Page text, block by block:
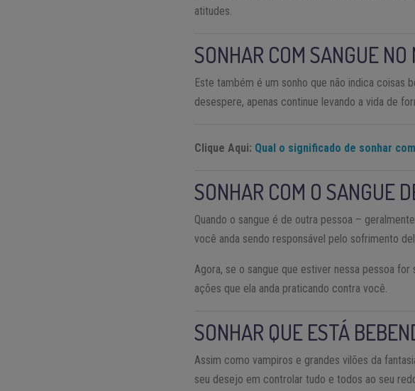
atitudes.
SONHAR COM SANGUE NO
Este também é um sonho que não indica
desespere, apenas continue levando a vida de
Clique Aqui: Qual o significado de sonhar
SONHAR COM O SANGUE
Quando o sangue é de outra pessoa –
você anda sendo responsável pelo sofrimento
Agora, se o sangue que estiver nessa pessoa
ações que ela anda praticando contra você.
SONHAR QUE ESTÁ
Assim como vampiros e grandes vilões da
seu desejo em controlar tudo e todos ao seu